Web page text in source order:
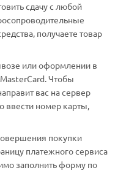
сдачу с любой
получаете товар
или оформлении в
Чтобы
вас на сервер
номер карты,
покупки
платежного сервиса
заполнить форму по